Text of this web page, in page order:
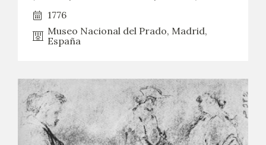
BLOG CUADERNO ITALIANO
BIOGRAFÍA
CRONOLOGÍA
1776
Museo Nacional del Prado, Madrid,
España